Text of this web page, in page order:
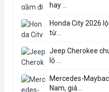
hay ...
Honda City 2026
từ...
Jeep Cherokee
lộ ...
Mercedes-
Nam, giá...